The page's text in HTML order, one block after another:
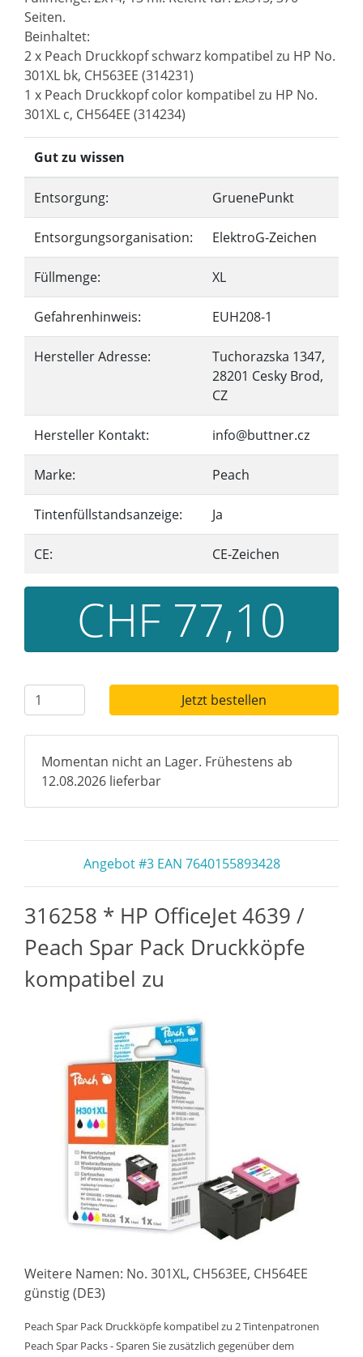
Seiten.
Beinhaltet:
2 x Peach Druckkopf schwarz kompatibel zu HP No.
301XL bk, CH563EE (314231)
1 x Peach Druckkopf color kompatibel zu HP No.
301XL c, CH564EE (314234)
Gut zu wissen
Entsorgung: GruenePunkt
Entsorgungsorganisation: ElektroG-Zeichen
Füllmenge: XL
Gefahrenhinweis: EUH208-1
Hersteller Adresse:
Tuchorazska 1347,
28201 Cesky Brod,
CZ
Hersteller Kontakt: info@buttner.cz
Marke: Peach
Tintenfüllstandsanzeige: Ja
CE: CE-Zeichen
CHF 77,10
Jetzt bestellen
Momentan nicht an Lager. Frühestens ab
12.08.2026 lieferbar
Angebot #3 EAN 7640155893428
316258 * HP OfficeJet 4639 /
Peach Spar Pack Druckköpfe
kompatibel zu
Weitere Namen: No. 301XL, CH563EE, CH564EE
günstig (DE3)
Peach Spar Pack Druckköpfe kompatibel zu 2 Tintenpatronen
Peach Spar Packs - Sparen Sie zusätzlich gegenüber dem